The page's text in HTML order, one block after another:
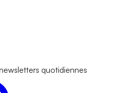
quotidiennes